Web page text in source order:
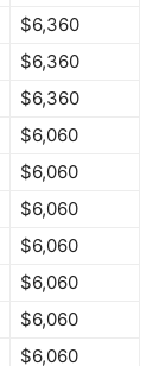
$6,360
$6,360
$6,360
$6,060
$6,060
$6,060
$6,060
$6,060
$6,060
$6,060